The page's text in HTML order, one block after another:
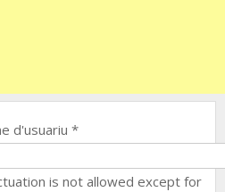
d'usuariu *
is not allowed except for